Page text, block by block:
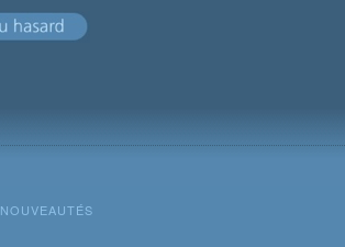
NOUVEAUTÉS